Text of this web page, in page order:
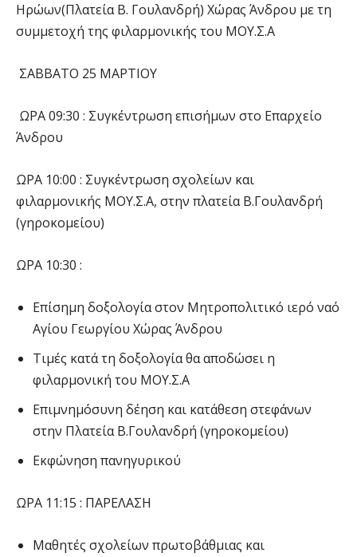
Ηρώων(Πλατεία Β. Γουλανδρή) Χώρας Άνδρου με τη
συμμετοχή της φιλαρμονικής του ΜΟΥ.Σ.Α
ΣΑΒΒΑΤΟ 25 ΜΑΡΤΙΟΥ
ΩΡΑ 09:30 : Συγκέντρωση επισήμων στο Επαρχείο
Άνδρου
ΩΡΑ 10:00 : Συγκέντρωση σχολείων και
φιλαρμονικής ΜΟΥ.Σ.Α, στην πλατεία Β.Γουλανδρή
(γηροκομείου)
ΩΡΑ 10:30 :
Επίσημη δοξολογία στον Μητροπολιτικό ιερό ναό
Αγίου Γεωργίου Χώρας Άνδρου
Τιμές κατά τη δοξολογία θα αποδώσει η
φιλαρμονική του ΜΟΥ.Σ.Α
Επιμνημόσυνη δέηση και κατάθεση στεφάνων
στην Πλατεία Β.Γουλανδρή (γηροκομείου)
Εκφώνηση πανηγυρικού
ΩΡΑ 11:15 : ΠΑΡΕΛΑΣΗ
Μαθητές σχολείων πρωτοβάθμιας και